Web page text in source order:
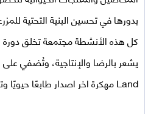
بدورها في تحسين البنية التحتية
كل هذه الأنشطة مجتمعة تخلق دورة
يشعر بالرضا والإنتاجية، وتُضفي على
Land مهكرة اخر اصدار
طابعًا حيويًا